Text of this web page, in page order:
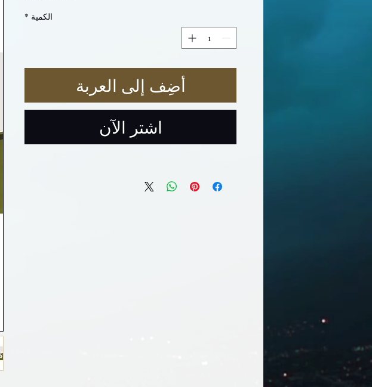
الكمية *
أضِف إلى العربة
اشترِ الآن